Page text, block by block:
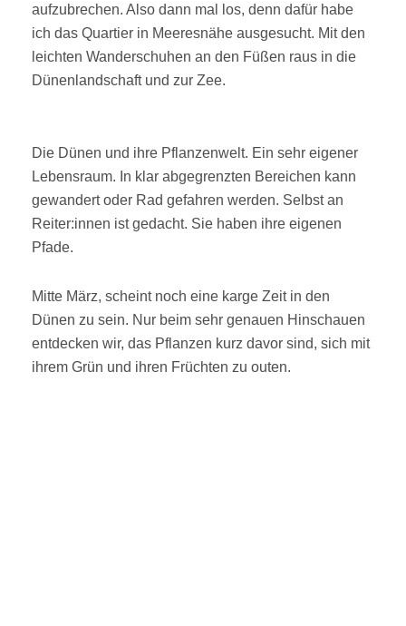
aufzubrechen. Also dann mal los, denn dafür habe
ich das Quartier in Meeresnähe ausgesucht. Mit den
leichten Wanderschuhen an den Füßen raus in die
Dünenlandschaft und zur Zee.
Die Dünen und ihre Pflanzenwelt. Ein sehr eigener
Lebensraum. In klar abgegrenzten Bereichen kann
gewandert oder Rad gefahren werden. Selbst an
Reiter:innen ist gedacht. Sie haben ihre eigenen
Pfade.
Mitte März, scheint noch eine karge Zeit in den
Dünen zu sein. Nur beim sehr genauen Hinschauen
entdecken wir, das Pflanzen kurz davor sind, sich mit
ihrem Grün und ihren Früchten zu outen.